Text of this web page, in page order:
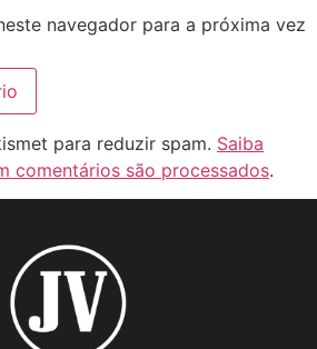
navegador para a próxima vez
para reduzir spam. Saiba
comentários são processados.